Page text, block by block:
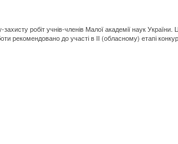
робіт учнів-членів Малої академії наук
рекомендовано до участі в ІІ (обласному) етапі